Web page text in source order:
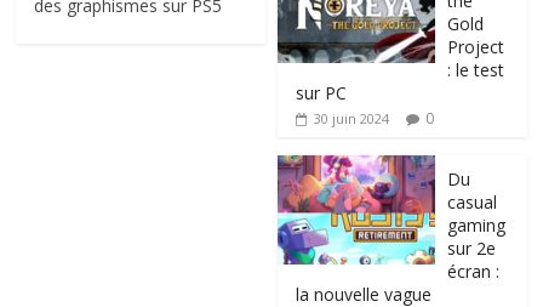
des graphismes sur PS5
Gold
Project
: le test
sur PC
30 juin 2024 0
Du
casual
gaming
sur 2e
écran :
la nouvelle vague